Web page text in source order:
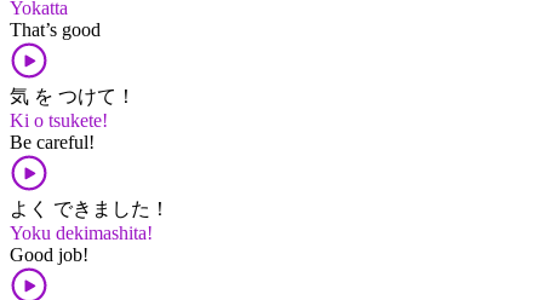
Yokatta
That’s good
気 を つけて！
Ki o tsukete!
Be careful!
よく できました！
Yoku dekimashita!
Good job!